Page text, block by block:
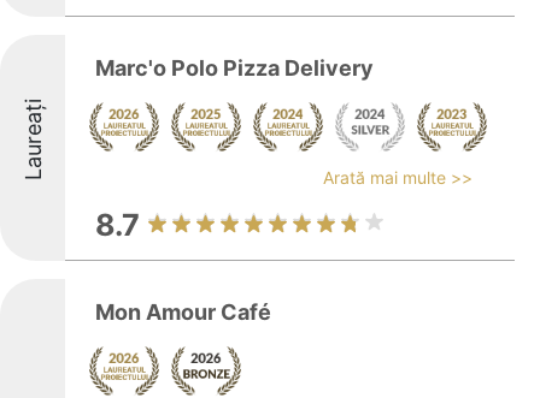
Laureați
Marc'o Polo Pizza Delivery
Arată mai multe >>
8.7
Mon Amour Café